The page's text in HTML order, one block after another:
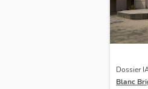
Dossier
Blanc